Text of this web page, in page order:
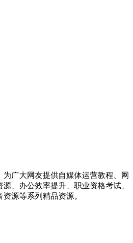
广大网友提供自媒体运营教程、网
、办公效率提升、职业资格考试、
源等系列精品资源。